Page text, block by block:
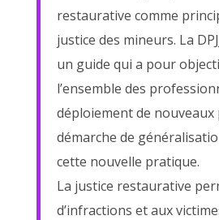
restaurative comme
justice des mineurs. La
un guide qui a pour
l’ensemble des
déploiement de
démarche de
cette nouvelle pratique.
La justice restaurative
d’infractions et aux